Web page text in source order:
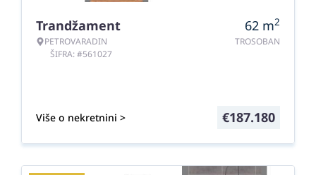
Trandžament
PETROVARADIN
ŠIFRA: #561027
62 m2
TROSOBAN
Više o nekretnini > €187.180